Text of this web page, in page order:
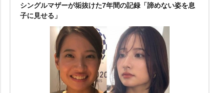
シングルマザーが垢抜けた7年間の記録「諦めない姿を息
子に見せる」